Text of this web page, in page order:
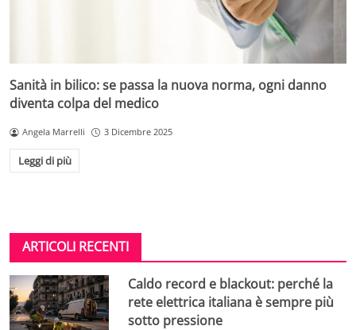
Sanità in bilico: se passa la nuova norma, ogni danno
diventa colpa del medico
Angela Marrelli 3 Dicembre 2025
Leggi di più
ARTICOLI RECENTI
Caldo record e blackout: perché la
rete elettrica italiana è sempre più
sotto pressione